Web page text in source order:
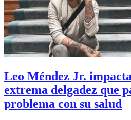
Leo Méndez Jr.
extrema delgadez que
problema con su salud